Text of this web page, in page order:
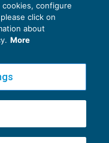
assistenza
inoltre:
somme, servizi e
da parte dei
12, TUIR, di servizi
anche in età
S.p.A.v2.32.4
- info@ecnews.it
configure
click on
about
More